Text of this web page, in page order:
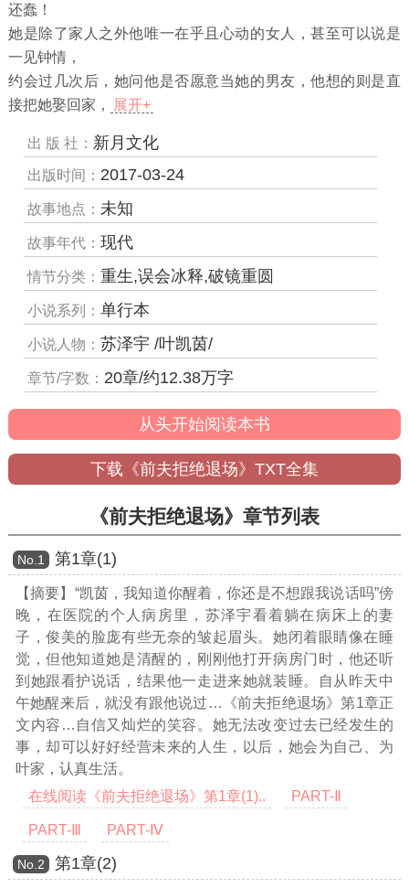
还蠢！
她是除了家人之外他唯一在乎且心动的女人，甚至可以说是
一见钟情，
约会过几次后，她问他是否愿意当她的男友，他想的则是直
接把她娶回家，
展开+
出 版 社： 新月文化
出版时间： 2017-03-24
故事地点： 未知
故事年代：现代
情节分类：重生,误会冰释,破镜重圆
小说系列：单行本
小说人物：苏泽宇 /叶凯茵/
章节/字数： 20章/约12.38万字
从头开始阅读本书
下载《前夫拒绝退场》TXT全集
《前夫拒绝退场》章节列表
Νο.1 第1章(1)
【摘要】“凯茵，我知道你醒着，你还是不想跟我说话吗”傍
晚，在医院的个人病房里，苏泽宇看着躺在病床上的妻
子，俊美的脸庞有些无奈的皱起眉头。她闭着眼睛像在睡
觉，但他知道她是清醒的，刚刚他打开病房门时，他还听
到她跟看护说话，结果他一走进来她就装睡。自从昨天中
午她醒来后，就没有跟他说过 …《前夫拒绝退场》第1章正
文内容… 自信又灿烂的笑容。她无法改变过去已经发生的
事，却可以好好经营未来的人生，以后，她会为自己、为
叶家，认真生活。
在线阅读《前夫拒绝退场》第1章(1)..
PART-Ⅱ
PART-Ⅲ PART-Ⅳ
Νο.2 第1章(2)